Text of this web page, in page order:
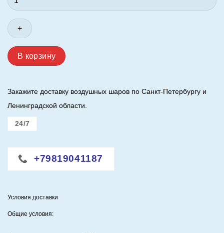
товара
Три
цвета
двух
сторон
+
*Цена
с
В корзину
Закажите доставку воздушных шаров по Санкт-Петербургу и
Ленинградской области.
24/7
+79819041187
Условия доставки
Общие условия: